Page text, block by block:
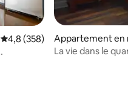
Évaluation moyenne sur la
4,8 (358)
Appartement en
Charlotte
La vie dans le